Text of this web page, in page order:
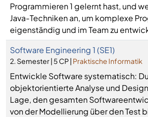
Programmieren 1 gelernt hast, und
Java-Techniken an, um komplexe
eigenständig und im Team zu
Software Engineering 1 (SE1)
2. Semester | 5 CP | Praktische Informatik
Entwickle Software systematisch:
objektorientierte Analyse und
Lage, den gesamten
von der Modellierung über den Test